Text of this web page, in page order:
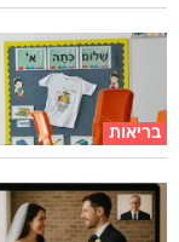
בריאות